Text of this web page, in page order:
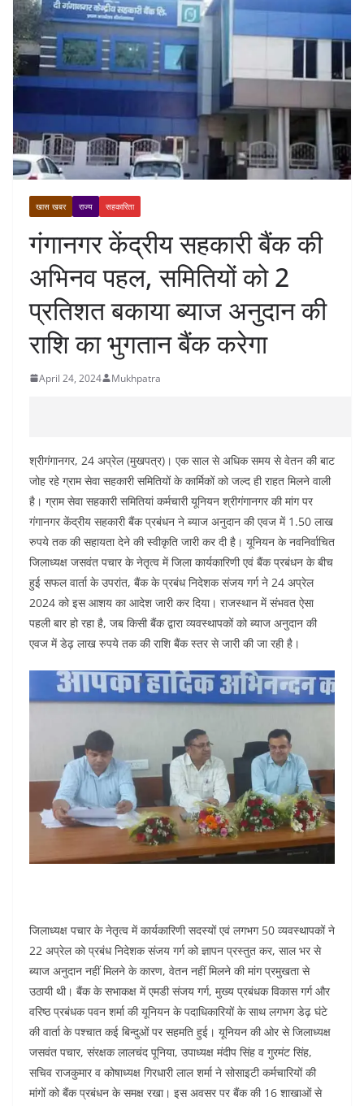
खास खबर राज्य सहकारिता
गंगानगर केंद्रीय सहकारी बैंक की
अभिनव पहल, समितियों को 2
प्रतिशत बकाया ब्याज अनुदान की
राशि का भुगतान बैंक करेगा
April 24, 2024 Mukhpatra
श्रीगंगानगर, 24 अप्रेल (मुखपत्र)। एक साल से अधिक समय से वेतन की बाट
जोह रहे ग्राम सेवा सहकारी समितियों के कार्मिकों को जल्द ही राहत मिलने वाली
है। ग्राम सेवा सहकारी समितियां कर्मचारी यूनियन श्रीगंगानगर की मांग पर
गंगानगर केंद्रीय सहकारी बैंक प्रबंधन ने ब्याज अनुदान की एवज में 1.50 लाख
रुपये तक की सहायता देने की स्वीकृति जारी कर दी है। यूनियन के नवनिर्वाचित
जिलाध्यक्ष जसवंत पचार के नेतृत्व में जिला कार्यकारिणी एवं बैंक प्रबंधन के बीच
हुई सफल वार्ता के उपरांत, बैंक के प्रबंध निदेशक संजय गर्ग ने 24 अप्रेल
2024 को इस आशय का आदेश जारी कर दिया। राजस्थान में संभवत ऐसा
पहली बार हो रहा है, जब किसी बैंक द्वारा व्यवस्थापकों को ब्याज अनुदान की
एवज में डेढ़ लाख रुपये तक की राशि बैंक स्तर से जारी की जा रही है।
जिलाध्यक्ष पचार के नेतृत्व में कार्यकारिणी सदस्यों एवं लगभग 50 व्यवस्थापकों ने
22 अप्रेल को प्रबंध निदेशक संजय गर्ग को ज्ञापन प्रस्तुत कर, साल भर से
ब्याज अनुदान नहीं मिलने के कारण, वेतन नहीं मिलने की मांग प्रमुखता से
उठायी थी। बैंक के सभाकक्ष में एमडी संजय गर्ग, मुख्य प्रबंधक विकास गर्ग और
वरिष्ठ प्रबंधक पवन शर्मा की यूनियन के पदाधिकारियों के साथ लगभग डेढ़ घंटे
की वार्ता के पश्चात कई बिन्दुओं पर सहमति हुई। यूनियन की ओर से जिलाध्यक्ष
जसवंत पचार, संरक्षक लालचंद पूनिया, उपाध्यक्ष मंदीप सिंह व गुरमंट सिंह,
सचिव राजकुमार व कोषाध्यक्ष गिरधारी लाल शर्मा ने सोसाइटी कर्मचारियों की
मांगों को बैंक प्रबंधन के समक्ष रखा। इस अवसर पर बैंक की 16 शाखाओं से